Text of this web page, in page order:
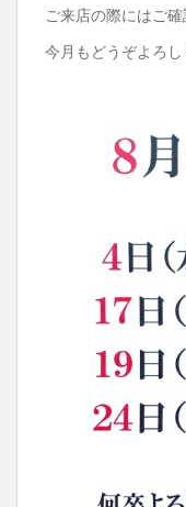
ご来店の際にはご
今月もどうぞよろし